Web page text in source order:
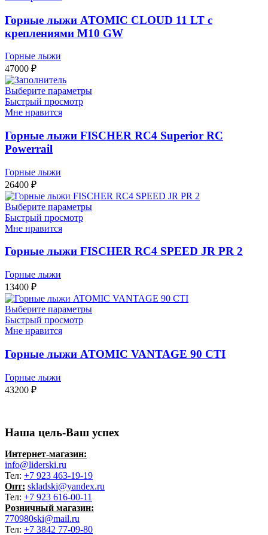
Горные лыжи ATOMIC CLOUD 11 LT с
креплениями M10 GW
Горные лыжи
47000 ₽
Выберите параметры
Быстрый просмотр
Мне нравится
Горные лыжи FISCHER RC4 Superior RC
Powerrail
Горные лыжи
26400 ₽
Выберите параметры
Быстрый просмотр
Мне нравится
Горные лыжи FISCHER RC4 SPEED JR PR 2
Горные лыжи
13400 ₽
Выберите параметры
Быстрый просмотр
Мне нравится
Горные лыжи ATOMIC VANTAGE 90 CTI
Горные лыжи
43200 ₽
Наша цель-Ваш успех
Интернет-магазин:
info@liderski.ru
Тел: +7 923 463-19-19
Опт: skladski@yandex.ru
Тел: +7 923 616-00-11
Розничный магазин:
770980ski@mail.ru
Тел: +7 3842 77-09-80